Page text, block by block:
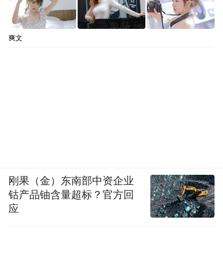
爽文
刚果（金）东南部中资企业
钴产品铀含量超标？官方回
应